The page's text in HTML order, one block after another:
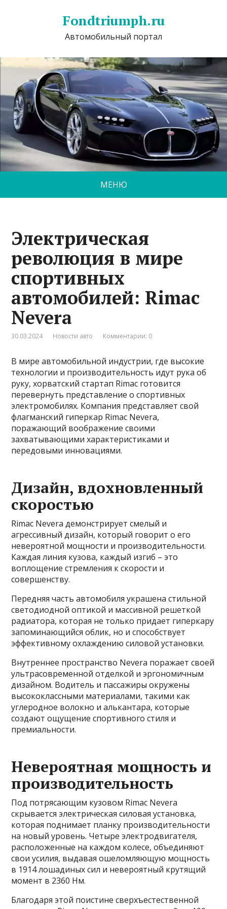
Fondtriumph.ru
Автомобильный портал
МЕНЮ
Электрическая
революция в мире
спортивных
автомобилей: Rimac
Nevera
30.03.2024 Новости авто Комментарии: 0
В мире автомобильной индустрии, где высокие
технологии и производительность идут рука об
руку, хорватский стартап Rimac готовится
перевернуть представление о спортивных
электромобилях. Компания представляет свой
флагманский гиперкар Rimac Nevera,
поражающий воображение своими
захватывающими характеристиками и
передовыми инновациями.
Дизайн, вдохновленный
скоростью
Rimac Nevera демонстрирует смелый и
агрессивный дизайн, который говорит о его
невероятной мощности и производительности.
Каждая линия кузова, каждый изгиб – это
воплощение стремления к скорости и
совершенству.
Передняя часть автомобиля украшена стильной
светодиодной оптикой и массивной решеткой
радиатора, которая не только придает гиперкару
запоминающийся облик, но и способствует
эффективному охлаждению силовой установки.
Внутреннее пространство Nevera поражает своей
ультрасовременной отделкой и эргономичным
дизайном. Водитель и пассажиры окружены
высококлассными материалами, такими как
углеродное волокно и алькантара, которые
создают ощущение спортивного стиля и
премиальности.
Невероятная мощность и
производительность
Под потрясающим кузовом Rimac Nevera
скрывается электрическая силовая установка,
которая поднимает планку производительности
на новый уровень. Четыре электродвигателя,
расположенные на каждом колесе, объединяют
свои усилия, выдавая ошеломляющую мощность
в 1914 лошадиных сил и невероятный крутящий
момент в 2360 Нм.
Благодаря этой поистине сверхъестественной